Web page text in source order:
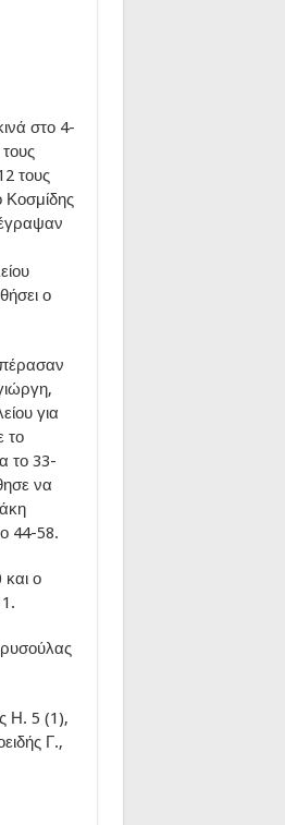
στο 4-
τους
Κοσμίδης
ο
για
το
το 33-
να
44-58.
ο
Η. 5 (1),
Γ.,